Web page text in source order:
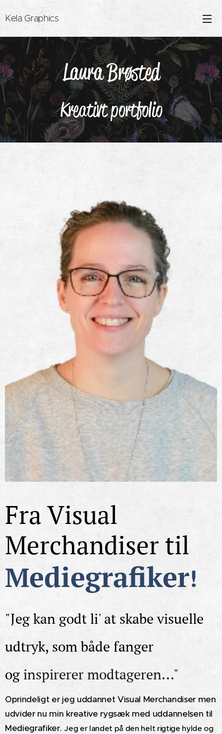
Kela Graphics
Laura Brøsted
Kreativt portfolio
FraVisual
Merchandisertil
Mediegrafiker!
"Jeg kan godt li' at skabe visuelle
udtryk, som både fanger
og inspirerer modtageren..."
Oprindeligt er jeg uddannet Visual Merchandiser men
udvider nu min kreative rygsæk med uddannelsen til
Mediegrafiker. Jeg er landet på den helt rigtige hylde og